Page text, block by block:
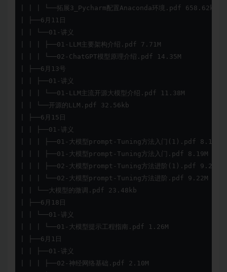
| | | └──拓展3_Pycharm配置Anaconda环境.pdf 658.62kb
| ├──6月11日
| | └──01-讲义
| | | ├──01-LLM主要架构介绍.pdf 7.71M
| | | └──02-ChatGPT模型原理介绍.pdf 14.35M
| ├──6月13号
| | ├──01-讲义
| | | └──01-LLM主流开源大模型介绍.pdf 11.38M
| | └──开源的LLM.pdf 32.56kb
| ├──6月15日
| | ├──01-讲义
| | | ├──01-大模型prompt-Tuning方法入门(1).pdf 8.19M
| | | ├──01-大模型prompt-Tuning方法入门.pdf 8.19M
| | | ├──02-大模型prompt-Tuning方法进阶(1).pdf 9.22M
| | | └──02-大模型prompt-Tuning方法进阶.pdf 9.22M
| | └──大模型的微调.pdf 23.48kb
| ├──6月18日
| | └──01-讲义
| | | └──01-大模型提示工程指南.pdf 1.26M
| ├──6月1日
| | ├──01-讲义
| | | ├──02-神经网络基础.pdf 2.10M